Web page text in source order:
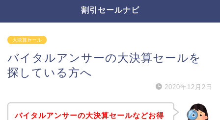
割引セールナビ
大決算セール
バイタルアンサーの大決算セールを
探している方へ
2020年12月2日
バイタルアンサーの大決算セールなどお得